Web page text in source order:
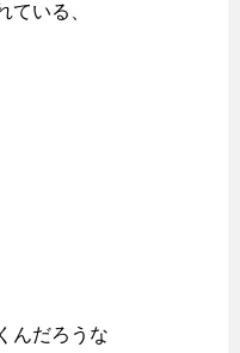
ている、
んだろうな